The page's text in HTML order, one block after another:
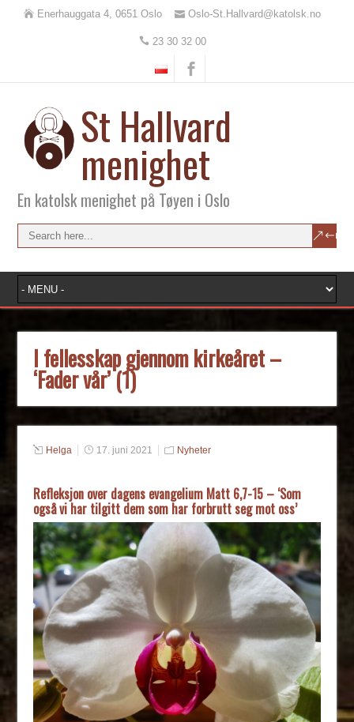
Enerhauggata 4, 0651 Oslo Oslo-St.Hallvard@katolsk.no
23 30 32 00
St Hallvard
menighet
En katolsk menighet på Tøyen i Oslo
I fellesskap gjennom kirkeåret –
‘Fader vår’ (1)
Helga 17. juni 2021 Nyheter
Refleksjon over dagens evangelium Matt 6,7-15 – ‘Som
også vi har tilgitt dem som har forbrutt seg mot oss’